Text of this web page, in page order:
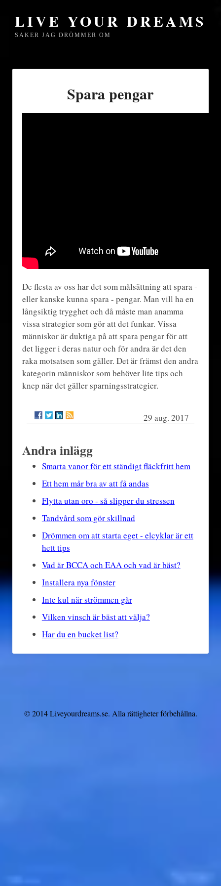
LIVE YOUR DREAMS
SAKER JAG DRÖMMER OM
Spara pengar
De flesta av oss har det som målsättning att spara -
eller kanske kunna spara - pengar. Man vill ha en
långsiktig trygghet och då måste man anamma
vissa strategier som gör att det funkar. Vissa
människor är duktiga på att spara pengar för att
det ligger i deras natur och för andra är det den
raka motsatsen som gäller. Det är främst den andra
kategorin människor som behöver lite tips och
knep när det gäller sparningsstrategier.
29 aug. 2017
Andra inlägg
Smarta vanor för ett ständigt fläckfritt hem
Ett hem mår bra av att få andas
Flytta utan oro - så slipper du stressen
Tandvård som gör skillnad
Drömmen om att starta eget - elcyklar är ett
hett tips
Vad är BCCA och EAA och vad är bäst?
Installera nya fönster
Inte kul när strömmen går
Vilken vinsch är bäst att välja?
Har du en bucket list?
© 2014 Liveyourdreams.se. Alla rättigheter förbehållna.